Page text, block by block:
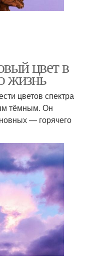
цвет в
жизнь
цветов спектра
тёмным. Он
— горячего